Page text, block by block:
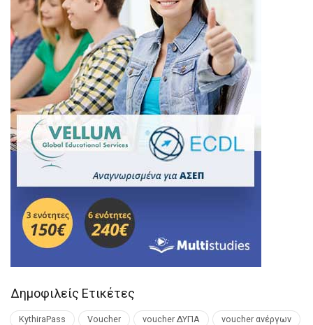
Δημοφιλείς Ετικέτες
KythiraPass Voucher voucher ΔΥΠΑ voucher ανέργων